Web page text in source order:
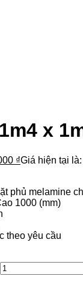
x
₫Giá hiện tại
phủ melamine
1000 (mm)
theo yêu cầu